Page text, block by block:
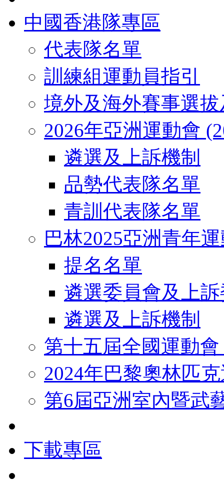
中國香港隊專區
代表隊名單
訓練組運動員指引
境外及海外賽事選
2026年亞洲運動會
遴選及上訴機制
品勢代表隊名單
青訓代表隊名單
巴林2025亞洲青年
提名名單
遴選委員會及上
遴選及上訴機制
第十五屆全國運動
2024年巴黎奧林匹
第6屆亞洲室內暨武
下載專區